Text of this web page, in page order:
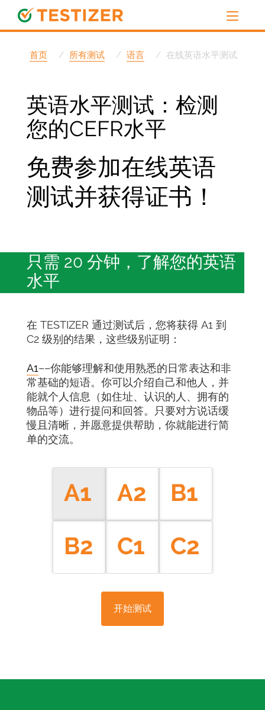
首页 所有测试 语言 在线英语水平测试
英语水平测试：检测
您的CEFR水平
免费参加在线英语
测试并获得证书！
只需 20 分钟，了解您的英语
水平
在 TESTIZER 通过测试后，您将获得 A1 到
C2 级别的结果，这些级别证明：
A1––你能够理解和使用熟悉的日常表达和非
常基础的短语。你可以介绍自己和他人，并
能就个人信息（如住址、认识的人、拥有的
物品等）进行提问和回答。只要对方说话缓
慢且清晰，并愿意提供帮助，你就能进行简
单的交流。
A1 A2
B1
B2
C1 C2
开始测试